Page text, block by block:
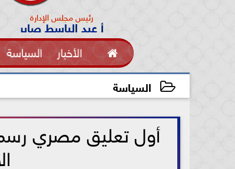
رئيس مجلس الإدارة
أ عبد الباسط صابر
 الأخبار السياسة
الفنون
السياسة
أول تعليق مصري